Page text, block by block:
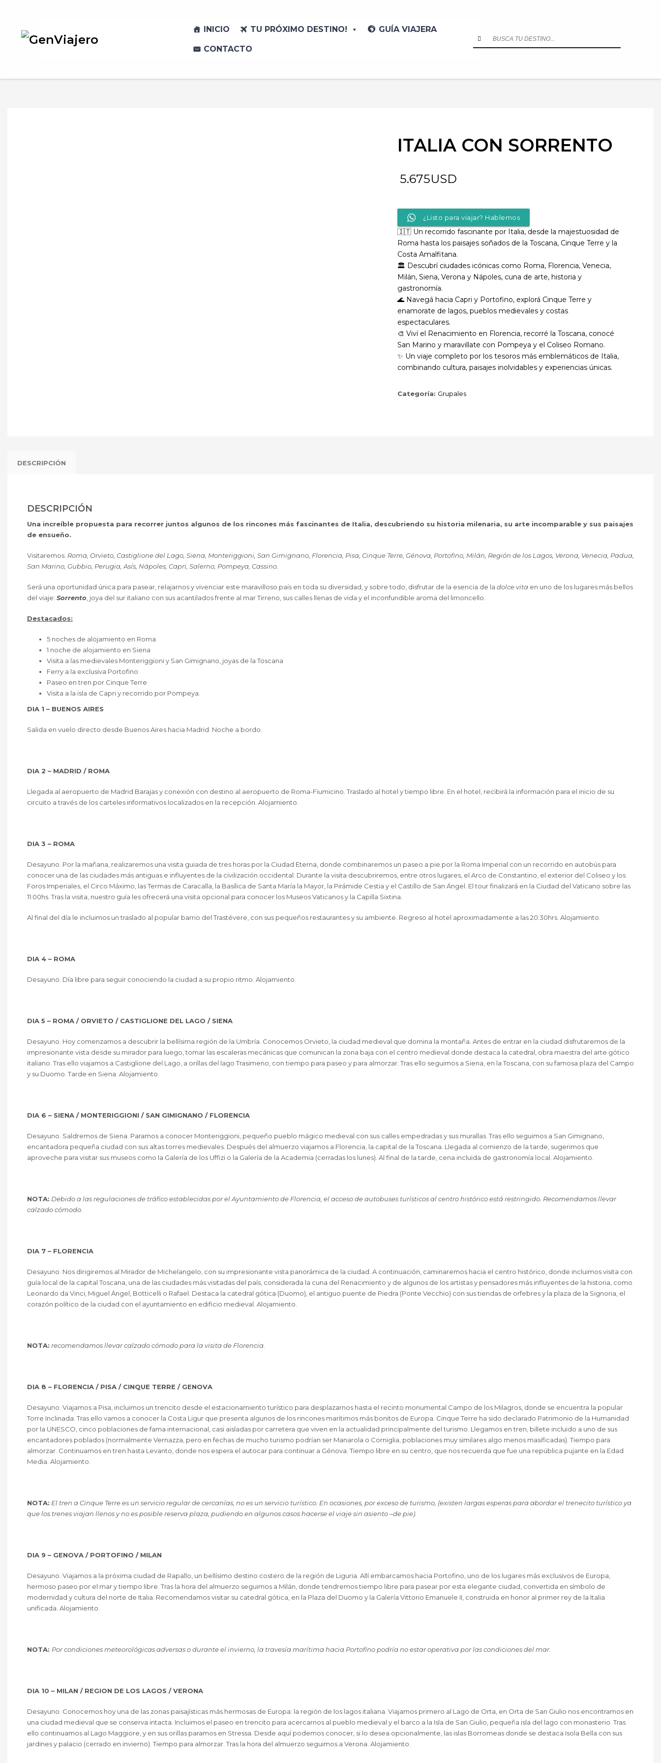
INICIO TU PRÓXIMO DESTINO! GUÍA VIAJERA
CONTACTO
ITALIA CON SORRENTO
5.675USD
¿Listo para viajar? Hablemos
🇮🇹 Un recorrido fascinante por Italia, desde la majestuosidad de
Roma hasta los paisajes soñados de la Toscana, Cinque Terre y la
Costa Amalfitana.
🏛️ Descubrí ciudades icónicas como Roma, Florencia, Venecia,
Milán, Siena, Verona y Nápoles, cuna de arte, historia y
gastronomía.
🌊 Navegá hacia Capri y Portofino, explorá Cinque Terre y
enamorate de lagos, pueblos medievales y costas
espectaculares.
🎨 Viví el Renacimiento en Florencia, recorré la Toscana, conocé
San Marino y maravillate con Pompeya y el Coliseo Romano.
✨ Un viaje completo por los tesoros más emblemáticos de Italia,
combinando cultura, paisajes inolvidables y experiencias únicas.
Categoría: Grupales
DESCRIPCIÓN
DESCRIPCIÓN
Una increíble propuesta para recorrer juntos algunos de los rincones más fascinantes de Italia, descubriendo su historia milenaria, su arte incomparable y sus paisajes
de ensueño.
Visitaremos: Roma, Orvieto, Castiglione del Lago, Siena, Monteriggioni, San Gimignano, Florencia, Pisa, Cinque Terre, Génova, Portofino, Milán, Región de los Lagos, Verona, Venecia, Padua,
San Marino, Gubbio, Perugia, Asís, Nápoles, Capri, Salerno, Pompeya, Cassino.
Será una oportunidad única para pasear, relajarnos y vivenciar este maravilloso país en toda su diversidad, y sobre todo, disfrutar de la esencia de la dolce vita en uno de los lugares más bellos
del viaje: Sorrento , joya del sur italiano con sus acantilados frente al mar Tirreno, sus calles llenas de vida y el inconfundible aroma del limoncello.
Destacados:
5 noches de alojamiento en Roma
1 noche de alojamiento en Siena
Visita a las medievales Monteriggioni y San Gimignano, joyas de la Toscana
Ferry a la exclusiva Portofino
Paseo en tren por Cinque Terre
Visita a la isla de Capri y recorrido por Pompeya.
DIA 1 – BUENOS AIRES
Salida en vuelo directo desde Buenos Aires hacia Madrid. Noche a bordo.
DIA 2 – MADRID / ROMA
Llegada al aeropuerto de Madrid Barajas y conexión con destino al aeropuerto de Roma-Fiumicino. Traslado al hotel y tiempo libre. En el hotel, recibirá la información para el inicio de su
circuito a través de los carteles informativos localizados en la recepción. Alojamiento.
DIA 3 – ROMA
Desayuno. Por la mañana, realizaremos una visita guiada de tres horas por la Ciudad Eterna, donde combinaremos un paseo a pie por la Roma Imperial con un recorrido en autobús para
conocer una de las ciudades más antiguas e influyentes de la civilización occidental. Durante la visita descubriremos, entre otros lugares, el Arco de Constantino, el exterior del Coliseo y los
Foros Imperiales, el Circo Máximo, las Termas de Caracalla, la Basílica de Santa María la Mayor, la Pirámide Cestia y el Castillo de San Ángel. El tour finalizará en la Ciudad del Vaticano sobre las
11:00hs. Tras la visita, nuestro guía les ofrecerá una visita opcional para conocer los Museos Vaticanos y la Capilla Sixtina.
Al final del día le incluimos un traslado al popular barrio del Trastévere, con sus pequeños restaurantes y su ambiente. Regreso al hotel aproximadamente a las 20:30hrs. Alojamiento.
DIA 4 – ROMA
Desayuno. Día libre para seguir conociendo la ciudad a su propio ritmo. Alojamiento.
DIA 5 – ROMA / ORVIETO / CASTIGLIONE DEL LAGO / SIENA
Desayuno. Hoy comenzamos a descubrir la bellísima región de la Umbría. Conocemos Orvieto, la ciudad medieval que domina la montaña. Antes de entrar en la ciudad disfrutaremos de la
impresionante vista desde su mirador para luego, tomar las escaleras mecánicas que comunican la zona baja con el centro medieval donde destaca la catedral, obra maestra del arte gótico
italiano. Tras ello viajamos a Castiglione del Lago, a orillas del lago Trasimeno, con tiempo para paseo y para almorzar. Tras ello seguimos a Siena, en la Toscana, con su famosa plaza del Campo
y su Duomo. Tarde en Siena. Alojamiento.
DIA 6 – SIENA / MONTERIGGIONI / SAN GIMIGNANO / FLORENCIA
Desayuno. Saldremos de Siena. Paramos a conocer Monteriggioni, pequeño pueblo mágico medieval con sus calles empedradas y sus murallas. Tras ello seguimos a San Gimignano,
encantadora pequeña ciudad con sus altas torres medievales. Después del almuerzo viajamos a Florencia, la capital de la Toscana. Llegada al comienzo de la tarde, sugerimos que
aproveche para visitar sus museos como la Galería de los Uffizi o la Galería de la Academia (cerradas los lunes). Al final de la tarde, cena incluida de gastronomía local. Alojamiento.
NOTA: Debido a las regulaciones de tráfico establecidas por el Ayuntamiento de Florencia, el acceso de autobuses turísticos al centro histórico está restringido. Recomendamos llevar
calzado cómodo.
DIA 7 – FLORENCIA
Desayuno. Nos dirigiremos al Mirador de Michelangelo, con su impresionante vista panorámica de la ciudad. A continuación, caminaremos hacia el centro histórico, donde incluimos visita con
guía local de la capital Toscana, una de las ciudades más visitadas del país, considerada la cuna del Renacimiento y de algunos de los artistas y pensadores más influyentes de la historia, como
Leonardo da Vinci, Miguel Ángel, Botticelli o Rafael. Destaca la catedral gótica (Duomo), el antiguo puente de Piedra (Ponte Vecchio) con sus tiendas de orfebres y la plaza de la Signoria, el
corazón político de la ciudad con el ayuntamiento en edificio medieval. Alojamiento.
NOTA: recomendamos llevar calzado cómodo para la visita de Florencia.
DIA 8 – FLORENCIA / PISA / CINQUE TERRE / GENOVA
Desayuno. Viajamos a Pisa, incluimos un trencito desde el estacionamiento turístico para desplazarnos hasta el recinto monumental Campo de los Milagros, donde se encuentra la popular
Torre Inclinada. Tras ello vamos a conocer la Costa Ligur que presenta algunos de los rincones marítimos más bonitos de Europa. Cinque Terre ha sido declarado Patrimonio de la Humanidad
por la UNESCO, cinco poblaciones de fama internacional, casi aisladas por carretera que viven en la actualidad principalmente del turismo. Llegamos en tren, billete incluido a uno de sus
encantadores poblados (normalmente Vernazza, pero en fechas de mucho turismo podrían ser Manarola o Corniglia, poblaciones muy similares algo menos masificadas). Tiempo para
almorzar. Continuamos en tren hasta Levanto, donde nos espera el autocar para continuar a Génova. Tiempo libre en su centro, que nos recuerda que fue una república pujante en la Edad
Media. Alojamiento.
NOTA: El tren a Cinque Terre es un servicio regular de cercanías, no es un servicio turístico. En ocasiones, por exceso de turismo, (existen largas esperas para abordar el trenecito turístico ya
que los trenes viajan llenos y no es posible reserva plaza, pudiendo en algunos casos hacerse el viaje sin asiento –de pie).
DIA 9 – GENOVA / PORTOFINO / MILAN
Desayuno. Viajamos a la próxima ciudad de Rapallo, un bellísimo destino costero de la región de Liguria. Allí embarcamos hacia Portofino, uno de los lugares más exclusivos de Europa,
hermoso paseo por el mar y tiempo libre. Tras la hora del almuerzo seguimos a Milán, donde tendremos tiempo libre para pasear por esta elegante ciudad, convertida en símbolo de
modernidad y cultura del norte de Italia. Recomendamos visitar su catedral gótica, en la Plaza del Duomo y la Galería Vittorio Emanuele II, construida en honor al primer rey de la Italia
unificada. Alojamiento.
NOTA: Por condiciones meteorológicas adversas o durante el invierno, la travesía marítima hacia Portofino podría no estar operativa por las condiciones del mar.
DIA 10 – MILAN / REGION DE LOS LAGOS / VERONA
Desayuno. Conocemos hoy una de las zonas paisajísticas más hermosas de Europa: la región de los lagos italiana. Viajamos primero al Lago de Orta, en Orta de San Giulio nos encontramos en
una ciudad medieval que se conserva intacta. Incluimos el paseo en trencito para acercarnos al pueblo medieval y el barco a la Isla de San Giulio, pequeña isla del lago con monasterio. Tras
ello continuamos al Lago Maggiore, y en sus orillas paramos en Stressa. Desde aquí podemos conocer, si lo desea opcionalmente, las islas Borromeas donde se destaca Isola Bella con sus
jardines y palacio (cerrado en invierno). Tiempo para almorzar. Tras la hora del almuerzo seguimos a Verona. Alojamiento.